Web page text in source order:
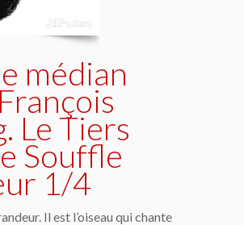
médian
Le Tiers
Souffle
1/4
Il est l’oiseau qui chante